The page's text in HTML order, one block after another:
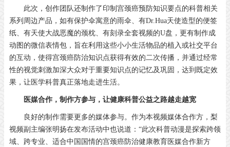
此次，创作团队还制作了印制宫颈癌预防知识要点的科普相关
系列周边产品，如有保护伞寓意的雨伞、有Dr.Hua天使造型的便签
纸、有天使大战恶魔的颈枕、有刻录全套视频的U盘，更有制作成
动图的微信表情包，旨在利用这些小小生活物品的植入或社交平台
的互动，使得宫颈癌防治知识点获得有效的二次传播，并通过经常
性的视觉刺激加深大众对于重要知识点的记忆及巩固，达到既定效
果，让医学科普真正落地走进生活。
医媒合作，制作方参与，让健康科普公益之路越走越宽
良好的制作需要更多的媒体参与。作为本视频媒体合作方，梨
视频副主编张明扬在发布活动中也说道：“此次科普动漫是探索跨领
域、跨专业、适合中国国情的宫颈癌防治健康教育医媒合作新方